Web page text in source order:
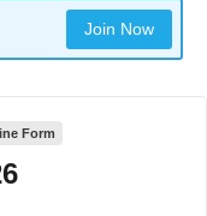
Join Now
Form